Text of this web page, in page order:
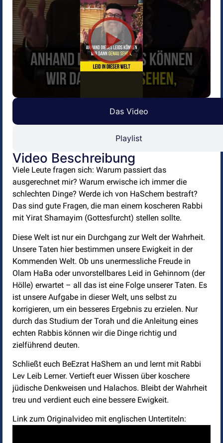
Das Video
Playlist
Video Beschreibung
Viele Leute fragen sich: Warum passiert das
ausgerechnet mir? Warum erwische ich immer die
schlechten Dinge? Werde ich von HaSchem bestraft?
Das sind gute Fragen, die man einem koscheren Rabbi
mit Yirat Shamayim (Gottesfurcht) stellen sollte.
Diese Welt ist nur ein Durchgang zur Welt der Wahrheit.
Unsere Taten hier bestimmen unsere Ewigkeit in der
Kommenden Welt. Ob uns unermessliche Freude in
Olam HaBa oder unvorstellbares Leid in Gehinnom (der
Hölle) erwartet – all das ist eine Folge unserer Taten. Es
ist unsere Aufgabe in dieser Welt, uns selbst zu
korrigieren, um ein besseres Ergebnis zu erzielen. Nur
durch das Studium der Torah und die Anleitung eines
echten Rabbis können wir die Dinge richtig und
zielführend deuten.
Schließt euch BeEzrat HaShem an und lernt mit Rabbi
Lev Leib Lerner. Vertieft euer Wissen über koschere
jüdische Denkweisen und Halachos. Bleibt der Wahrheit
treu und verdient euch eine bessere Ewigkeit.
Link zum Originalvideo mit englischen Untertiteln: